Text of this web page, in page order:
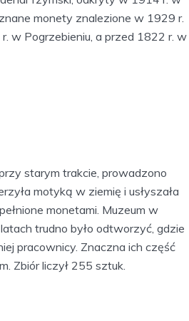
monety znalezione w 1929 r.
w Pogrzebieniu, a przed 1822 r. w
starym trakcie, prowadzono
motyką w ziemię i usłyszała
monetami. Muzeum w
trudno było odtworzyć, gdzie
pracownicy. Znaczna ich część
Zbiór liczył 255 sztuk.